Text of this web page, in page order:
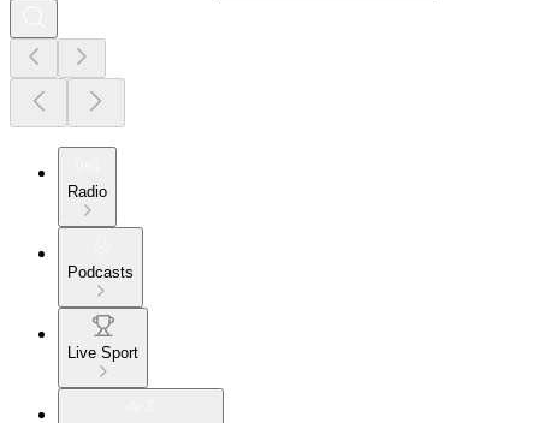
Radio
Podcasts
Live Sport